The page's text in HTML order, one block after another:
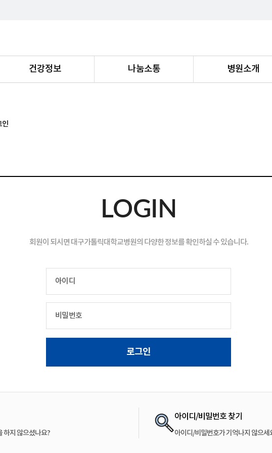
건강정보 나눔소통 병원소개
인
LOGIN
회원이 되시면 대구가톨릭대학교병원의 다양한 정보를 확인하실 수 있습니다.
아이디
비밀번호
하지 않으셨나요?
아이디/비밀번호 찾기
아이디/비밀번호가 기억나지 않으세